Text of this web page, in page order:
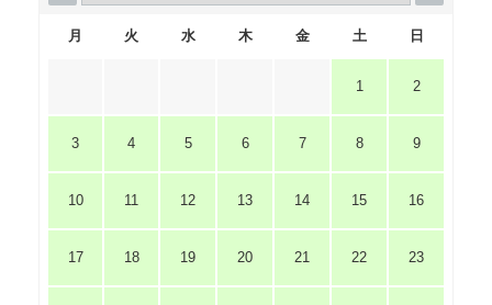
月 火 水 木 金 土 日
1 2
3 4 5 6 7 8 9
10 11 12 13 14 15 16
17 18 19 20 21 22 23